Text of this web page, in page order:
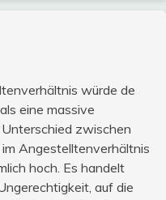
würde de
eine massive
zwischen
Angestelltenverhältnis
hoch. Es handelt
auf die